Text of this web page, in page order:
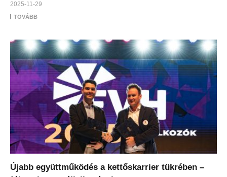
2025-11-29
TOVÁBB
Újabb együttműködés a kettőskarrier tükrében –